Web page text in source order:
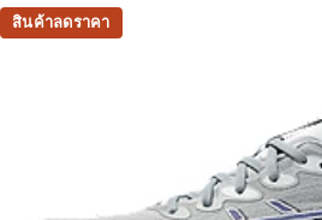
ASICS' pinnacle high abrasion
the heel area that is approximately
A lower-density rubber placed in
reliable grip and traction without
Designed to help improve visibility
สินค้าลดราคา